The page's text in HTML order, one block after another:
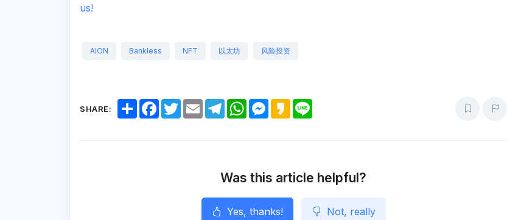
us!
AION Bankless NFT 以太坊 风险投资
SHARE:
S
h
F
a
T
w
E
m
T
e
m
W
h
p
M
e
e
r
K
a
Was this article helpful?
Yes, thanks! Not, really